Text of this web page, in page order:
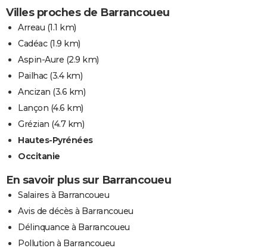
Villes proches de Barrancoueu
Arreau (1.1 km)
Cadéac(1.9 km)
Aspin-Aure (2.9 km)
Pailhac(3.4 km)
Ancizan (3.6 km)
Lançon (4.6 km)
Grézian (4.7 km)
Hautes-Pyrénées
Occitanie
En savoir plus sur Barrancoueu
Salaires à Barrancoueu
Avis de décès à Barrancoueu
Délinquance à Barrancoueu
Pollution à Barrancoueu